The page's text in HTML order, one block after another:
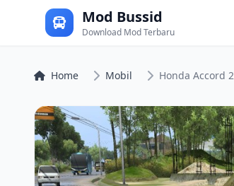
Mod Bussid
Download Mod Terbaru
Home Mobil Honda Accord